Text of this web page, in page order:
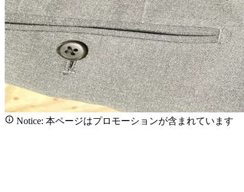
Notice: 本ページはプロモーションが含まれています